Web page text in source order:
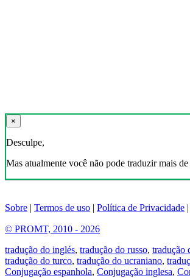
×
Desculpe,
Mas atualmente você não pode traduzir mais
Sobre | Termos de uso | Política de Privacidade |
© PROMT, 2010 - 2026
tradução do inglés, tradução do russo, tradução
tradução do turco, tradução do ucraniano,
Conjugação espanhola, Conjugação inglesa,